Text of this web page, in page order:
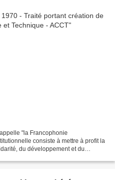
"la Francophonie
consiste à mettre à profit la
du développement et du